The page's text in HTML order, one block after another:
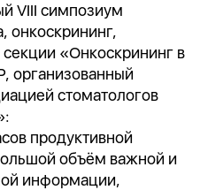
VIII симпозиум
онкоскрининг,
«Онкоскрининг в
организованный
стоматологов
продуктивной
объём важной и
информации,